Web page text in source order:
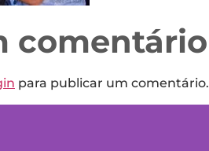
comentário
para publicar um comentário.